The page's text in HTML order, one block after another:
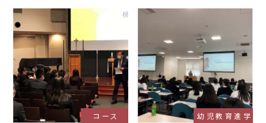
コース 幼児教育進学